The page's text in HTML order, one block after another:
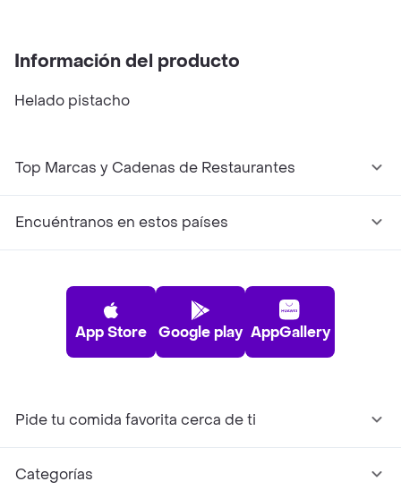
Información del producto
Helado pistacho
Top Marcas y Cadenas de Restaurantes
Encuéntranos en estos países
App Store Google play AppGallery
Pide tu comida favorita cerca de ti
Categorías